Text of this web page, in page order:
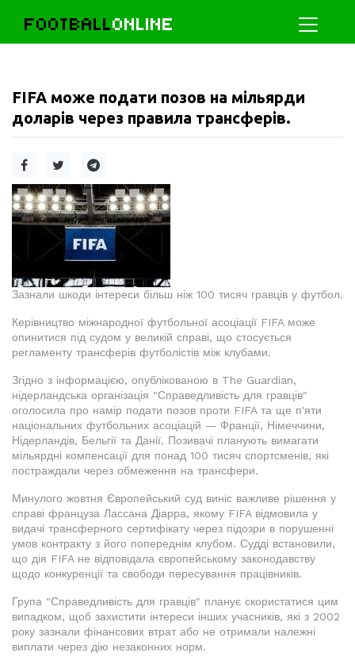
FOOTBALLONLINE
FIFA може подати позов на мільярди
доларів через правила трансферів.
Зазнали шкоди інтереси більш ніж 100 тисяч гравців у футбол.
Керівництво міжнародної футбольної асоціації FIFA може
опинитися під судом у великій справі, що стосується
регламенту трансферів футболістів між клубами.
Згідно з інформацією, опублікованою в The Guardian,
нідерландська організація "Справедливість для гравців"
оголосила про намір подати позов проти FIFA та ще п'яти
національних футбольних асоціацій — Франції, Німеччини,
Нідерландів, Бельгії та Данії. Позивачі планують вимагати
мільярдні компенсації для понад 100 тисяч спортсменів, які
постраждали через обмеження на трансфери.
Минулого жовтня Європейський суд виніс важливе рішення у
справі француза Лассана Діарра, якому FIFA відмовила у
видачі трансферного сертифікату через підозри в порушенні
умов контракту з його попереднім клубом. Судді встановили,
що дія FIFA не відповідала європейському законодавству
щодо конкуренції та свободи пересування працівників.
Група "Справедливість для гравців" планує скористатися цим
випадком, щоб захистити інтереси інших учасників, які з 2002
року зазнали фінансових втрат або не отримали належні
виплати через дію незаконних норм.